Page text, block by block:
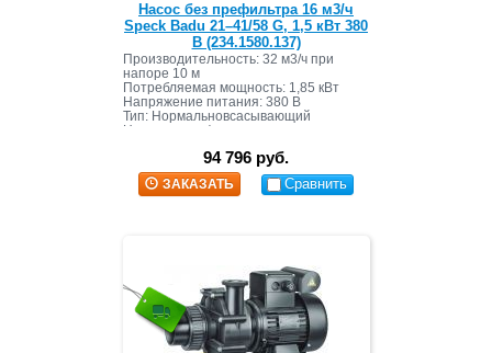
Насос без префильтра 16 м3/ч
Speck Badu 21–41/58 G, 1,5 кВт 380
В (234.1580.137)
Производительность: 32 м3/ч при
напоре 10 м
Потребляемая мощность: 1,85 кВт
Напряжение питания: 380 В
Тип: Нормальновсасывающий
Наличие префильтра: нет
94 796 руб.
ЗАКАЗАТЬ Сравнить